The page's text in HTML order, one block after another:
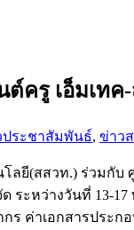
รู เอ็มเทค-
ประชาสัมพันธ์, ข่าว
ลยี(สสวท.) ร่วมกั
ะจัด ระหว่างวันที่
ร ค่าเอกสารประ